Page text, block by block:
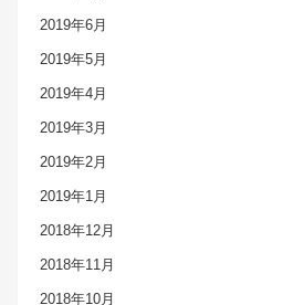
2019年6月
2019年5月
2019年4月
2019年3月
2019年2月
2019年1月
2018年12月
2018年11月
2018年10月